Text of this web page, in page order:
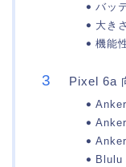
バッ
大き
機能
Pixel 6a
Blulu